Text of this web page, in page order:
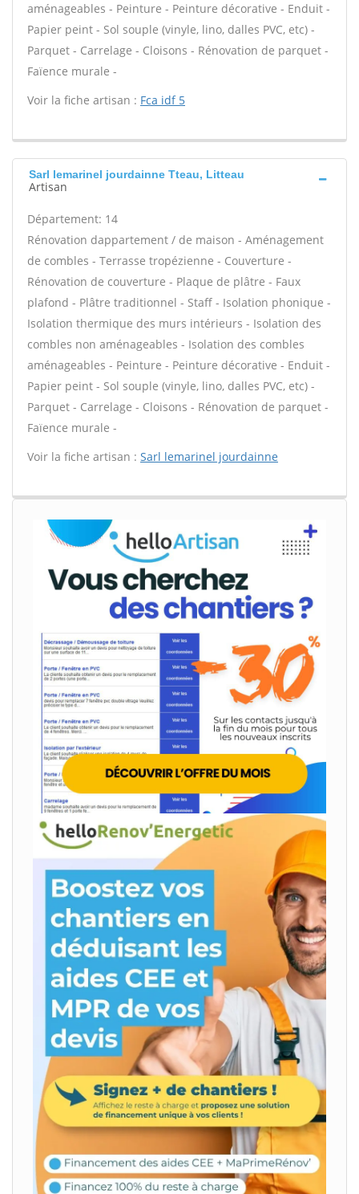
aménageables - Peinture - Peinture décorative - Enduit -
Papier peint - Sol souple (vinyle, lino, dalles PVC, etc) -
Parquet - Carrelage - Cloisons - Rénovation de parquet -
Faïence murale -
Voir la fiche artisan : Fca idf 5
Sarl lemarinel jourdainne Tteau, Litteau
Artisan
Département: 14
Rénovation dappartement / de maison - Aménagement
de combles - Terrasse tropézienne - Couverture -
Rénovation de couverture - Plaque de plâtre - Faux
plafond - Plâtre traditionnel - Staff - Isolation phonique -
Isolation thermique des murs intérieurs - Isolation des
combles non aménageables - Isolation des combles
aménageables - Peinture - Peinture décorative - Enduit -
Papier peint - Sol souple (vinyle, lino, dalles PVC, etc) -
Parquet - Carrelage - Cloisons - Rénovation de parquet -
Faïence murale -
Voir la fiche artisan : Sarl lemarinel jourdainne